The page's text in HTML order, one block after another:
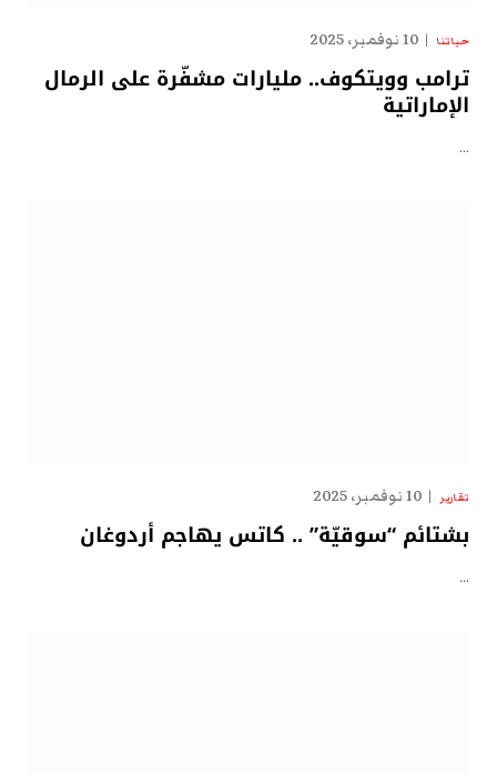
حياتنا 10 نوفمبر، 2025
ترامب وويتكوف.. مليارات مشفّرة على الرمال
الإماراتية
…
تقارير 10 نوفمبر، 2025
بشتائم “سوقيّة” .. كاتس يهاجم أردوغان
…